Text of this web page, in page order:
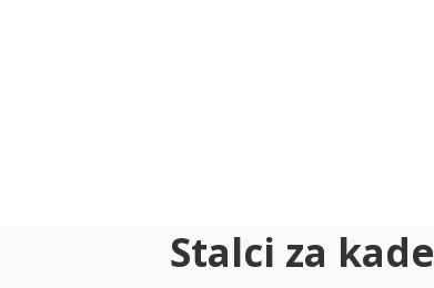
Stalci za kade